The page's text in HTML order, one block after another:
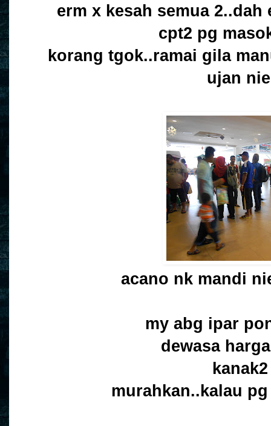
erm x kesah semua
cpt2 pg
korang tgok..ramai gila
ujan
acano nk mandi
my abg ipar
dewasa
murahkan..kalau